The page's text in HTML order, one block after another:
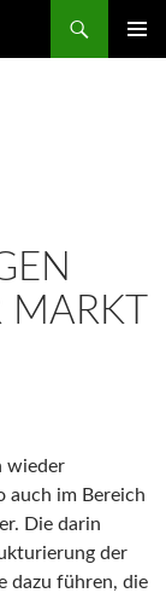
MARKT
wieder
auch im Bereich
Die darin
der
dazu führen, die